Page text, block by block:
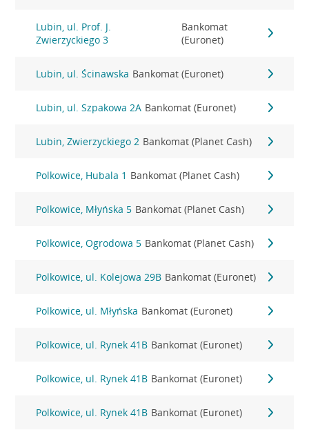
Lubin, ul. Prof. J.
Zwierzyckiego 3
Bankomat
(Euronet)
Lubin, ul. Ścinawska Bankomat (Euronet)
Lubin, ul. Szpakowa 2A Bankomat (Euronet)
Lubin, Zwierzyckiego 2 Bankomat (Planet Cash)
Polkowice, Hubala 1 Bankomat (Planet Cash)
Polkowice, Młyńska 5 Bankomat (Planet Cash)
Polkowice, Ogrodowa 5 Bankomat (Planet Cash)
Polkowice, ul. Kolejowa 29B Bankomat (Euronet)
Polkowice, ul. Młyńska Bankomat (Euronet)
Polkowice, ul. Rynek 41B Bankomat (Euronet)
Polkowice, ul. Rynek 41B Bankomat (Euronet)
Polkowice, ul. Rynek 41B Bankomat (Euronet)